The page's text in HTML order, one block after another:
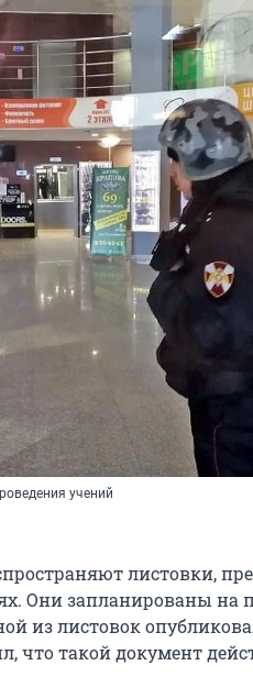
учений
листовки,
Они запланированы на
из листовок
что такой документ